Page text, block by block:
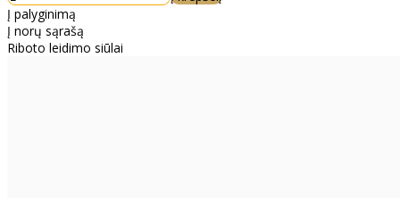
Į palyginimą
Į norų sąrašą
Riboto leidimo siūlai